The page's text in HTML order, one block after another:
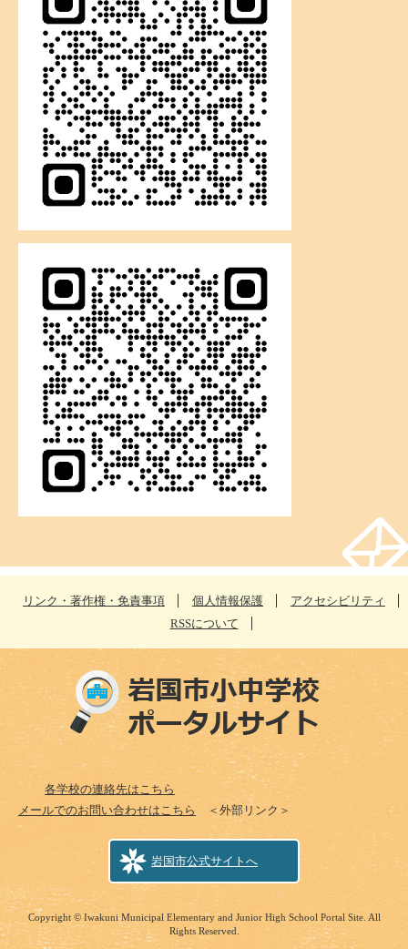
リンク・著作権・免責事項 個人情報保護
アクセシビリティ
RSSについて
各学校の連絡先はこちら
メールでのお問い合わせはこちら
＜外部リンク＞
岩国市公式サイトへ
Copyright © Iwakuni Municipal Elementary and Junior High School Portal Site. All
Rights Reserved.